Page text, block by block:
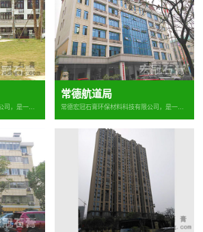
常德航道局
常德宏冠石膏环保材料科技有限公司，是一家集研发、生产销售...